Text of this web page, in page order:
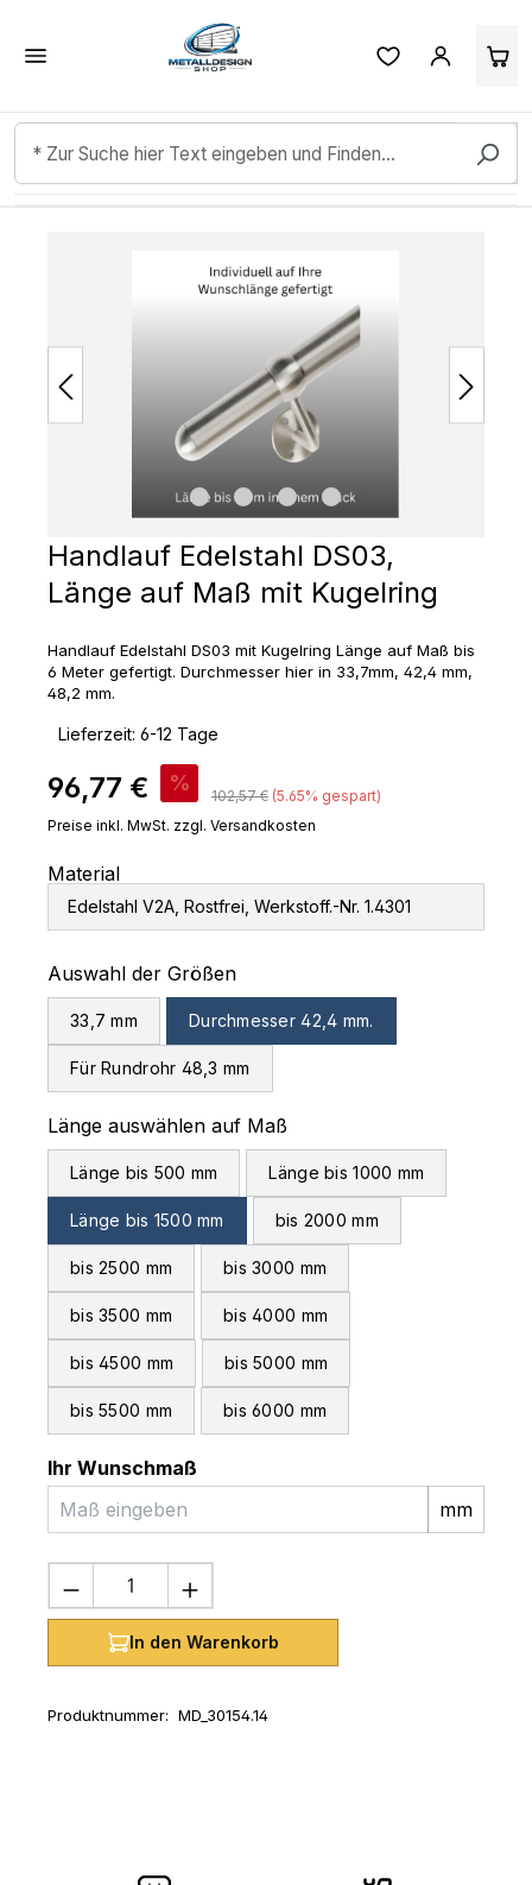
Zum Hauptinhalt springen
Bildergalerie überspringen
Handlauf Edelstahl DS03,
Länge auf Maß mit Kugelring
Handlauf Edelstahl DS03 mit Kugelring Länge auf Maß bis
6 Meter gefertigt. Durchmesser hier in 33,7mm, 42,4 mm,
48,2 mm.
Lieferzeit: 6-12 Tage
Verkaufspreis:
96,77 € % Regulärer Preis:
102,57 € (5.65% gespart)
Preise inkl. MwSt. zzgl. Versandkosten
Material
Edelstahl V2A, Rostfrei, Werkstoff.-Nr. 1.4301
Auswahl der Größenauswählen
33,7 mm Durchmesser 42,4 mm.
Für Rundrohr 48,3 mm
Länge auswählen auf Maß
Länge bis 500 mm Länge bis 1000 mm
Länge bis 1500 mm bis 2000 mm
bis 2500 mm bis 3000 mm
bis 3500 mm bis 4000 mm
bis 4500 mm bis 5000 mm
bis 5500 mm bis 6000 mm
Ihr Wunschmaß
mm
Produkt Anzahl: Gib den
In den Warenkorb
Produktnummer: MD_30154.14